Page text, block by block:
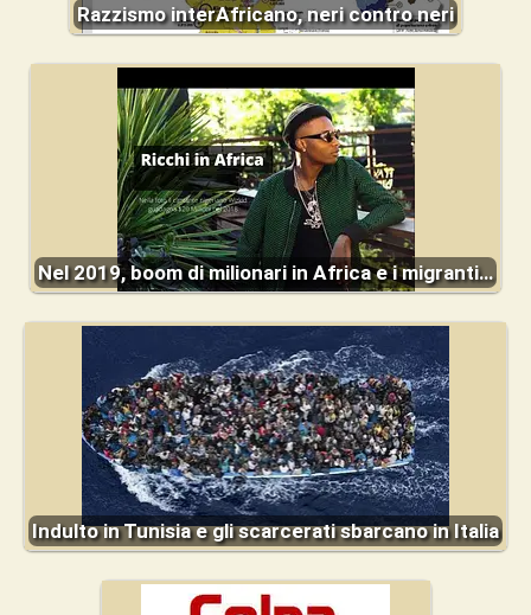
Razzismo interAfricano, neri contro neri
Nel 2019, boom di milionari in Africa e i migranti…
Indulto in Tunisia e gli scarcerati sbarcano in Italia